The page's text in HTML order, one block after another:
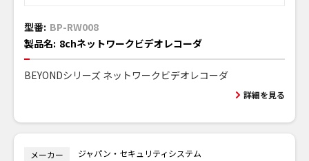
型番: BP-RW008
製品名: 8chネットワークビデオレコーダ
BEYONDシリーズ ネットワークビデオレコーダ
詳細を見る
メーカー ジャパン・セキュリティシステム